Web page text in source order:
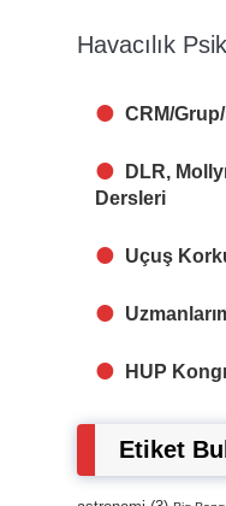
Havacılık
CRM/
DLR,
Dersleri
Uçuş
HUP
Etiket